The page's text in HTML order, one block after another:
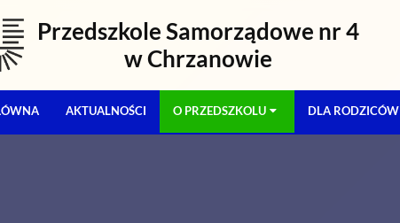
Przedszkole Samorządowe nr 4
w Chrzanowie
AKTUALNOŚCI O PRZEDSZKOLU DLA RODZICÓW